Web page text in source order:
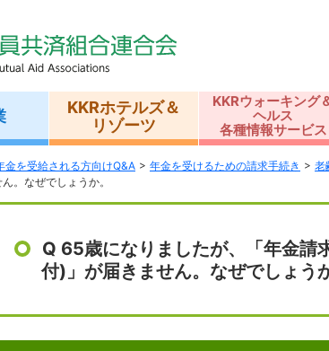
KKRホテルズ＆
リゾーツ
KKRウォーキング
ヘルス
各種情報サービス
金を受給される方向けQ&A 年金を受けるための請求手続き 老
。なぜでしょうか。
Q 65歳になりましたが、「年金請
付)」が届きません。なぜでしょう